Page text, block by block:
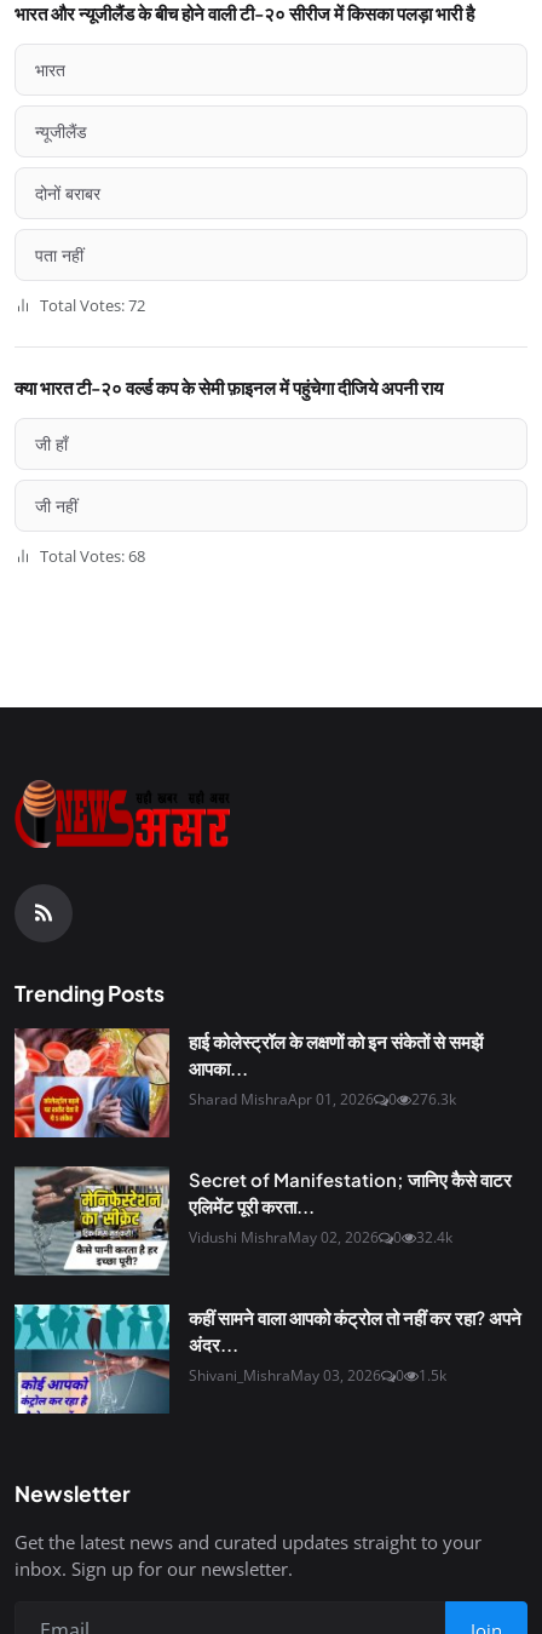
भारत और न्यूजीलैंड के बीच होने वाली टी-२० सीरीज में किसका पलड़ा भारी है
भारत
न्यूजीलैंड
दोनों बराबर
पता नहीं
Total Votes: 72
क्या भारत टी-२० वर्ल्ड कप के सेमी फ़ाइनल में पहुंचेगा दीजिये अपनी राय
जी हाँ
जी नहीं
Total Votes: 68
Trending Posts
हाई कोलेस्ट्रॉल के लक्षणों को इन संकेतों से समझें
आपका...
Sharad MishraApr 01, 2026 0 276.3k
Secret of Manifestation; जानिए कैसे वाटर
एलिमेंट पूरी करता...
Vidushi MishraMay 02, 2026 0 32.4k
कहीं सामने वाला आपको कंट्रोल तो नहीं कर रहा? अपने
अंदर...
Shivani_MishraMay 03, 2026 0 1.5k
Newsletter
Get the latest news and curated updates straight to your
inbox. Sign up for our newsletter.